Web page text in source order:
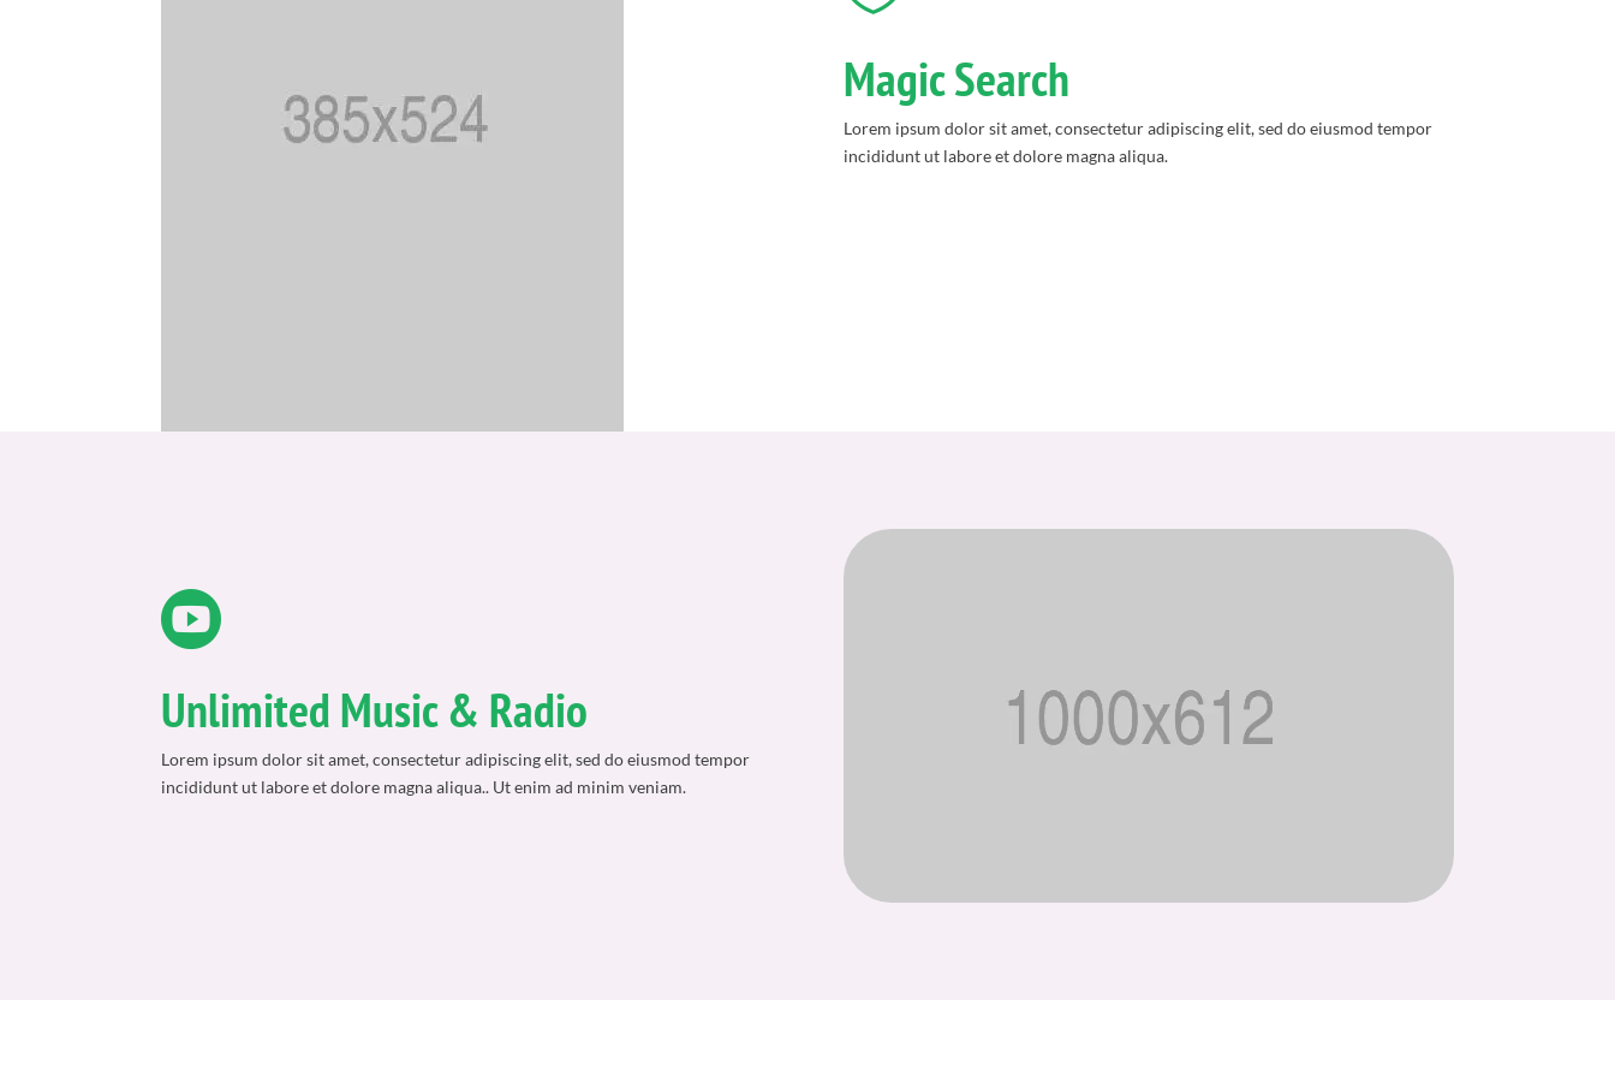
Magic Search
Lorem ipsum dolor sit amet, consectetur adipiscing elit, sed do eiusmod tempor
incididunt ut labore et dolore magna aliqua.

Unlimited Music & Radio
Lorem ipsum dolor sit amet, consectetur adipiscing elit, sed do eiusmod tempor
incididunt ut labore et dolore magna aliqua.. Ut enim ad minim veniam.